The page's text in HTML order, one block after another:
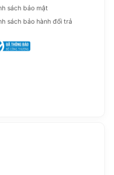
sách bảo mật
sách bảo hành đổi trả